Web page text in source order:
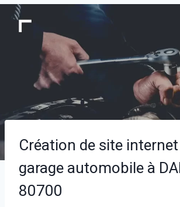
Création de site
garage automobile à
80700